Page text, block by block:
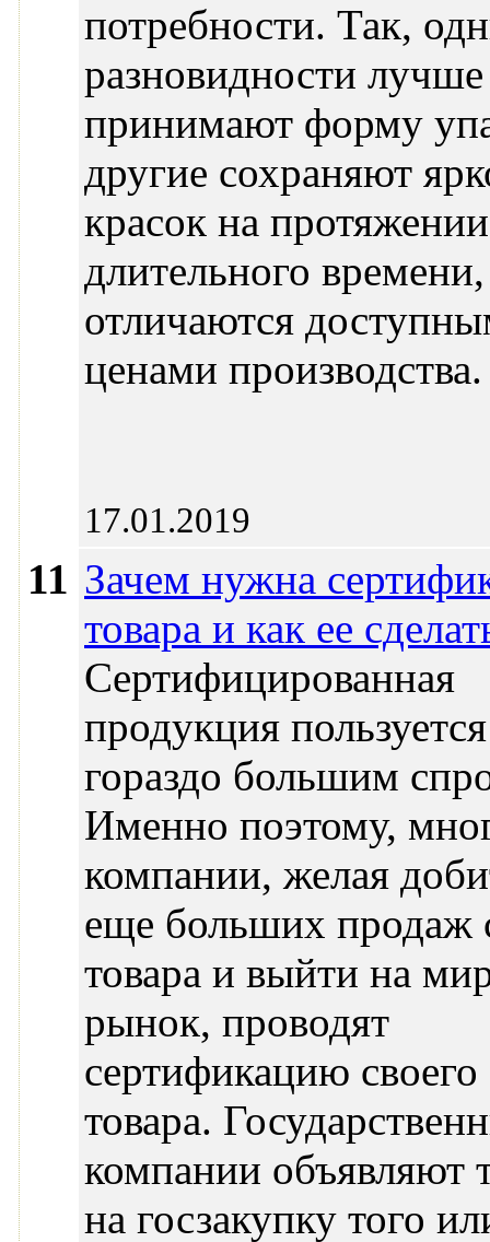
потребности. Так,
разновидности лучше
принимают форму
другие сохраняют
красок на протяжении
длительного
отличаются
ценами производства.
17.01.2019
11 Зачем нужна
товара и как ее
Сертифицированная
продукция пользуется
гораздо большим
Именно поэтому,
компании, желая
еще больших продаж
товара и выйти на
рынок, проводят
сертификацию своего
товара.
компании объявляют
на госзакупку того